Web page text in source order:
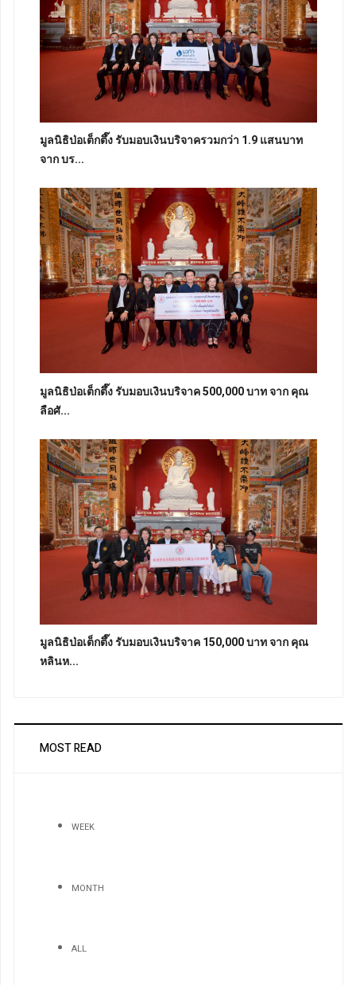
มูลนิธิป่อเต็กตึ๊ง รับมอบเงินบริจาครวมกว่า 1.9 แสนบาท
จาก บร...
มูลนิธิป่อเต็กตึ๊ง รับมอบเงินบริจาค 500,000 บาท จาก คุณ
ลือศั...
มูลนิธิป่อเต็กตึ๊ง รับมอบเงินบริจาค 150,000 บาท จาก คุณ
หลินห...
MOST READ
WEEK
MONTH
ALL